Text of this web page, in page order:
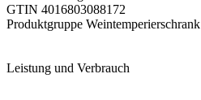
GTIN 4016803088172
Produktgruppe Weintemperierschrank
Leistung und Verbrauch